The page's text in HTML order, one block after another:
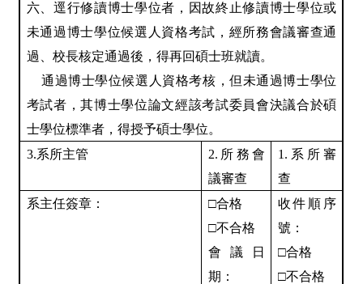
六、逕行修讀博士學位者，因故終止修讀博士學位或
未通過博士學位候選人資格考試，經所務會議審查通
過、校長核定通過後，得再回碩士班就讀。
通過博士學位候選人資格考核，但未通過博士學位
考試者，其博士學位論文經該考試委員會決議合於碩
士學位標準者，得授予碩士學位。
3.系所主管 2. 所務會
議審查
1. 系所審
查
系主任簽章：
□合格
□不合格
會議日
期：
收件順序
號：
□合格
□不合格